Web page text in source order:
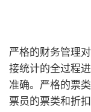
严格的财务管理
接统计的全过程
准确。严格的票
票员的票类和折